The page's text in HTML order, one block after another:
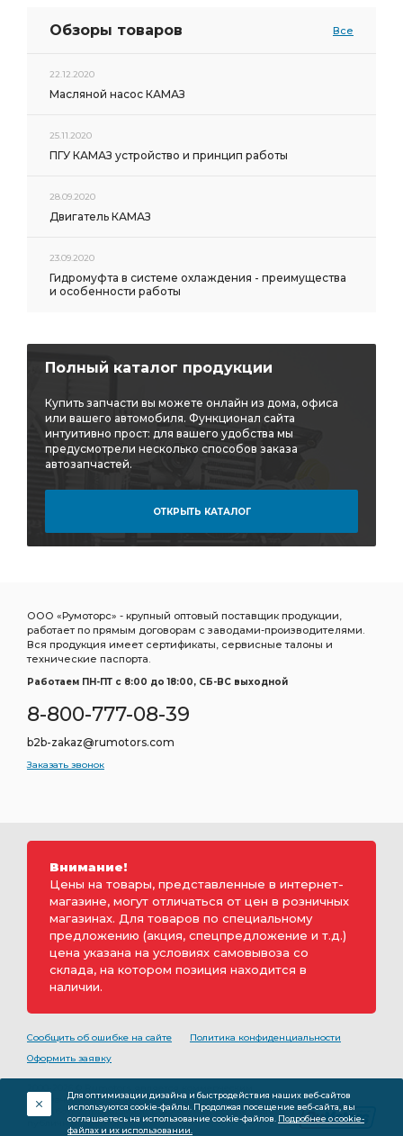
Обзоры товаров Все
22.12.2020
Масляной насос КАМАЗ
25.11.2020
ПГУ КАМАЗ устройство и принцип работы
28.09.2020
Двигатель КАМАЗ
23.09.2020
Гидромуфта в системе охлаждения - преимущества
и особенности работы
Полный каталог продукции
Купить запчасти вы можете онлайн из дома, офиса
или вашего автомобиля. Функционал сайта
интуитивно прост: для вашего удобства мы
предусмотрели несколько способов заказа
автозапчастей.
ОТКРЫТЬ КАТАЛОГ
ООО «Румоторс» - крупный оптовый поставщик продукции,
работает по прямым договорам с заводами-производителями.
Вся продукция имеет сертификаты, сервисные талоны и
технические паспорта.
Работаем ПН-ПТ c 8:00 до 18:00, СБ-ВС выходной
8-800-777-08-39
b2b-zakaz@rumotors.com
Заказать звонок
Внимание!
Цены на товары, представленные в интернет-
магазине, могут отличаться от цен в розничных
магазинах. Для товаров по специальному
предложению (акция, спецпредложение и т.д.)
цена указана на условиях самовывоза со
склада, на котором позиция находится в
наличии.
Сообщить об ошибке на сайте
Политика конфиденциальности
Оформить заявку
обозначением ООО «РуМоторс». Все права на
разработку принадлежат ООО «Румоторс». Не является
публичной офертой.
Для оптимизации дизайна и быстродействия наших веб-сайтов
используются cookie-файлы. Продолжая посещение веб-сайта, вы
соглашаетесь на использование cookie-файлов. Подробнее о cookie-
файлах и их использовании.